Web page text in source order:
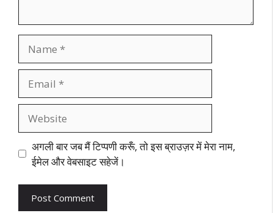
अगली बार जब मैं टिप्पणी करूँ, तो इस ब्राउज़र में मेरा नाम,
ईमेल और वेबसाइट सहेजें।